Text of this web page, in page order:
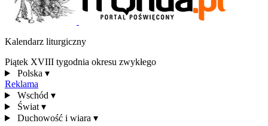
Kalendarz liturgiczny
Piątek XVIII tygodnia okresu zwykłego
Polska ▾
Reklama
Wschód ▾
Świat ▾
Duchowość i wiara ▾